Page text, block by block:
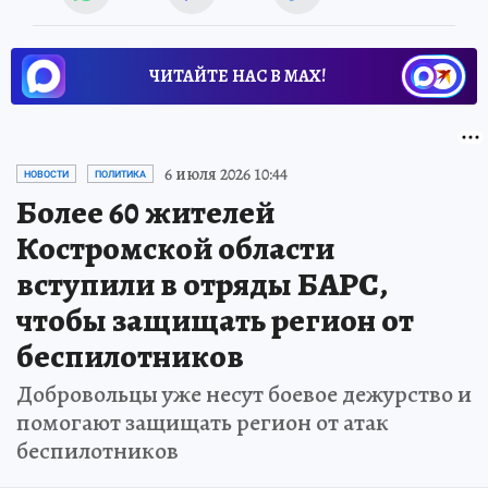
ЧИТАЙТЕ НАС В МАХ!
НОВОСТИ ПОЛИТИКА 6 июля 2026 10:44
Более 60 жителей
Костромской области
вступили в отряды БАРС,
чтобы защищать регион от
беспилотников
Добровольцы уже несут боевое дежурство и
помогают защищать регион от атак
беспилотников